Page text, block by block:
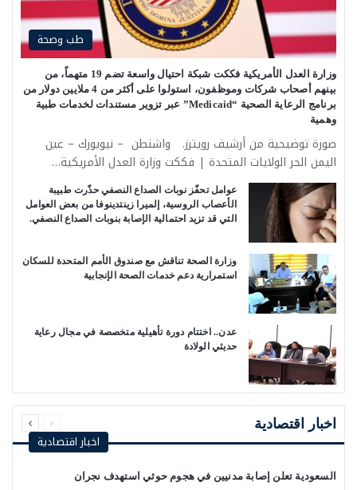
طب وصحة
وزارة العدل الأمريكية فككت شبكة احتيال واسعة تضم 19 متهماً، من
بينهم أصحاب شركات وموظفون، استولوا على أكثر من 4 ملايين دولار من
برنامج الرعاية الصحية “Medicaid” عبر تزوير مستندات لخدمات طبية
وهمية
صورة توضيحية من أرشيف رويترز. واشنطن – نيويورك – عين
اليمن الحر الولايات المتحدة | فككت وزارة العدل الأمريكية…
عوامل تحفّز نوبات الصداع النصفي حذّرت طبيبة
الأعصاب الروسية، إلميرا زينتدينوفا من بعض العوامل
التي قد تزيد احتمالية الإصابة بنوبات الصداع النصفي.‏
وزارة الصحة تناقش مع صندوق الأمم المتحدة للسكان
استمرارية دعم خدمات الصحة الإنجابية
عدن.. اختتام دورة تأهيلية متخصصة في مجال رعاية
حديثي الولادة
اخبار اقتصادية الصفحة
السابقة
الصفحة
التالية
اخبار اقتصادية
السعودية تعلن إصابة مدنيين في هجوم حوثي استهدف نجران